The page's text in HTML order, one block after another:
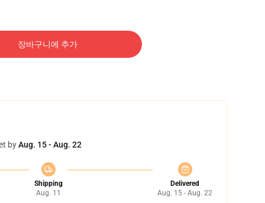
장바구니에 추가
byAug. 15 - Aug. 22
Shipping
Aug. 11
Delivered
Aug. 15 - Aug. 22